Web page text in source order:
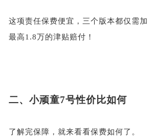
这项责任保费便宜，三个版本都仅需加
最高1.8万的津贴赔付！
二、 小顽童7号性价比如何
了解完保障，就来看看保费如何了。